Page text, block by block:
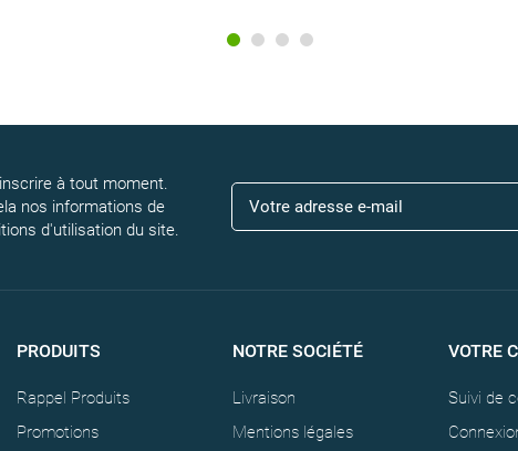
à tout moment.
nos informations de
d'utilisation du site.
PRODUITS
Rappel Produits
Promotions
NOTRE SOCIÉTÉ
Livraison
Mentions légales
VOTRE
Suivi de